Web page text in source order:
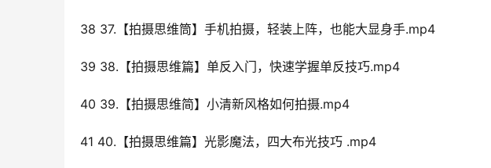
38 37.【拍摄思维筒】手机拍摄，轻装上阵，也能大显身手.mp4
39 38.【拍摄思维篇】单反入门，快速学握单反技巧.mp4
40 39.【拍摄思维简】小清新风格如何拍摄.mp4
41 40.【拍摄思维篇】光影魔法，四大布光技巧 .mp4